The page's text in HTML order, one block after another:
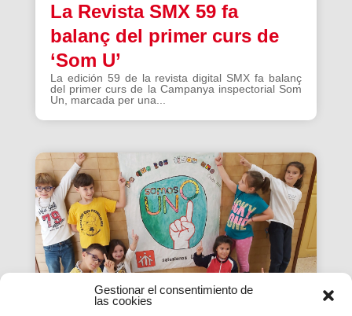
Gestionar el consentimiento de
las cookies
La Revista SMX 59 fa
balanç del primer curs de
‘Som U’
La edición 59 de la revista digital SMX fa balanç
del primer curs de la Campanya inspectorial Som
Un, marcada per una...